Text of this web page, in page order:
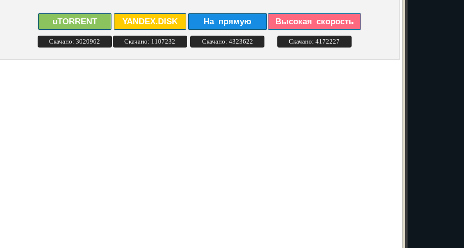
uTORRENT
Скачано: 3020962
YANDEX.DISK
Скачано: 1107232
На_прямую
Скачано: 4323622
Высокая_скорость
Скачано: 4172227